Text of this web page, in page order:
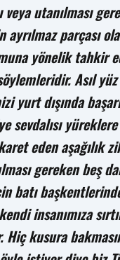
utanılması
parçası
yönelik tahkir
Asıl yüz
yurt dışında
sevdalısı yüreklere
eden aşağılık
gereken beş
batı
insanımıza
Hiç kusura